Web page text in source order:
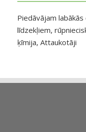
Piedāvājam
līdzekļiem,
ķīmija, Attaukotāji